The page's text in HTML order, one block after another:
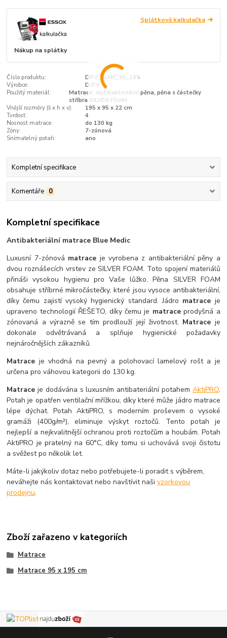
Splátková kalkulačka
Nákup na splátky
Číslo produktu:
DPV_BLME_95_195
Výrobce:
D.P.V.
Použitý materiál:
Matrace: Antibakteriální pěna, pěna s částečky
stříbra SILVER FOAM
Vnější rozměry (š x h x v):
195 x 95 x 22 cm
Tvrdost:
4
Nosnost matrace:
do 130 kg
Zóny:
7-zónová
Snímatelný potah:
ano
Kompletní specifikace
Komentáře 0
Kompletní specifikace
Antibakteriální matrace Blue Medic
Luxusní 7-zónová matrace je vyrobena z antibakteriální pěny a
dvou roznášecích vrstev ze SILVER FOAM. Toto spojení materiálů
přináši vysokou hygienu pro Vaše lůžko. Pěna SILVER FOAM
obsahuje stříbrné mikročástečky, které jsou vysoce antibakteriální,
díky čemu zajistí vysoký hygienický standard. Jádro matrace je
upraveno technologií ŘEŠETO, díky čemu je matraceprodyšná a
zónovaná a výrazně se tím prodlouží její životnost. Matrace je
dokonale odvětrávaná a splňuje hygienické požadavky
nejnáročnějších zákazníků.
Matrace je vhodná na pevný a polohovací lamelový rošt a je
určena pro váhovou kategorii do 130 kg.
Matrace je dodávána s luxusním antibateriální potahem AktiPRO.
Potah je opatřen ventilační mřížkou, díky které může jádro matrace
lépe dýchat. Potah AktiPRO, s moderním proševem o vysoké
gramáži (400g/m²), eliminuje výskyt roztočů. Tento potah je
nejlepší a nejkvalitnější ochranou proti roztočům a houbám. Potah
AktiPRO je pratelný na 60°C, díky tomu si uchovává svoji čistotu
a svěžest po několik let.
Máte-li jakýkoliv dotaz nebo potřebujete-li poradit s výběrem,
neváhejte nás kontaktovat nebo navštívit našivzorkovou
prodejnu.
Zboží zařazeno v kategoriích
Matrace
Matrace 95 x 195 cm